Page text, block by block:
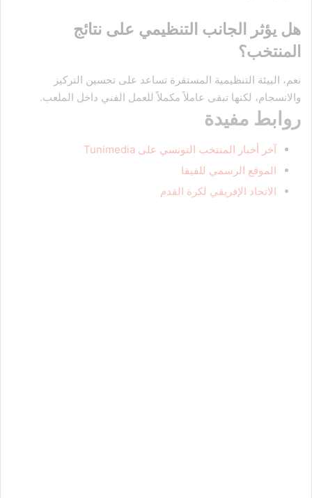
هل يؤثر الجانب التنظيمي على نتائج
المنتخب؟
نعم، البيئة التنظيمية المستقرة تساعد على تحسين التركيز
والانسجام، لكنها تبقى عاملاً مكملاً للعمل الفني داخل الملعب.
روابط مفيدة
آخر أخبار المنتخب التونسي على Tunimedia
الموقع الرسمي للفيفا
الاتحاد الإفريقي لكرة القدم